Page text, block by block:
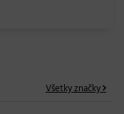
Všetky značky